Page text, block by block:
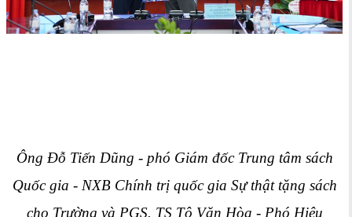
Ông Đỗ Tiến Dũng - phó Giám đốc Trung tâm sách
Quốc gia - NXB Chính trị quốc gia Sự thật tặng sách
cho Trường và PGS. TS Tô Văn Hòa - Phó Hiệu